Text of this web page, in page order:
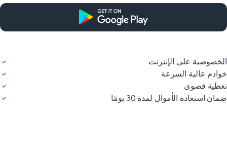
على الإنترنت
عالية السرعة
قصوى
استعادة الأموال لمدة 30 يومًا